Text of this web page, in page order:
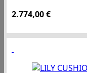
2.774,00€